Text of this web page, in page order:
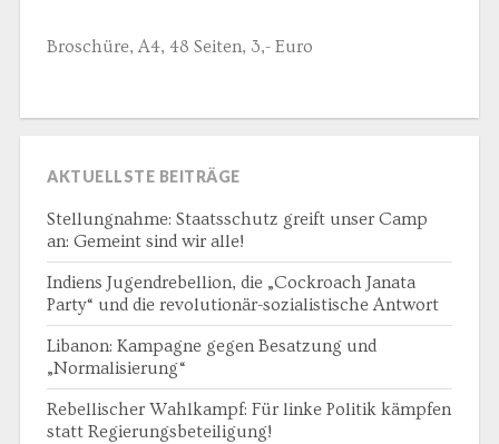
Broschüre, A4, 48 Seiten, 3,- Euro
AKTUELLSTE BEITRÄGE
Stellungnahme: Staatsschutz greift unser Camp
an: Gemeint sind wir alle!
Indiens Jugendrebellion, die „Cockroach Janata
Party“ und die revolutionär-sozialistische Antwort
Libanon: Kampagne gegen Besatzung und
„Normalisierung“
Rebellischer Wahlkampf: Für linke Politik kämpfen
statt Regierungsbeteiligung!